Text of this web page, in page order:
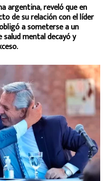
argentina, reveló que en
de su relación con el líder
a someterse a un
mental decayó y